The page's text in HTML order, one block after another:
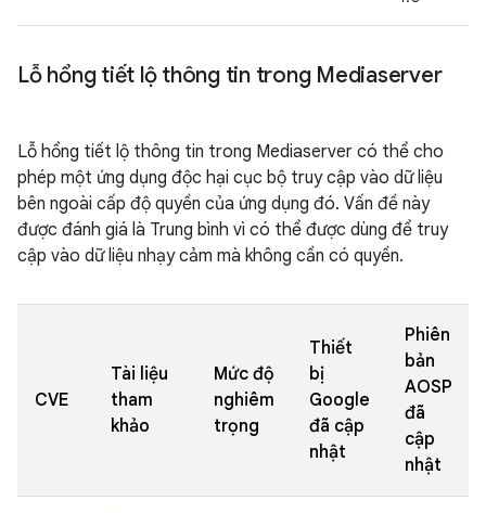
Lỗ hổng tiết lộ thông tin trong Mediaserver
Lỗ hổng tiết lộ thông tin trong Mediaserver có thể cho
phép một ứng dụng độc hại cục bộ truy cập vào dữ liệu
bên ngoài cấp độ quyền của ứng dụng đó. Vấn đề này
được đánh giá là Trung bình vì có thể được dùng để truy
cập vào dữ liệu nhạy cảm mà không cần có quyền.
CVE
Tài liệu
tham
khảo
Mức độ
nghiêm
trọng
Thiết
bị
Google
đã cập
nhật
Phiên
bản
AOSP
đã
cập
nhật